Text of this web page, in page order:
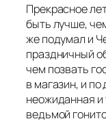
Прекрасное
быть лучше,
же подумал и
праздничный
чем позвать
в магазин, и по
неожиданная и
ведьмой